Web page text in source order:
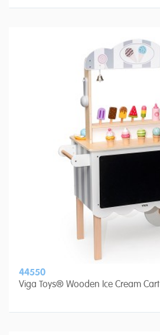
44550
Viga Toys® Wooden Ice Cream Cart